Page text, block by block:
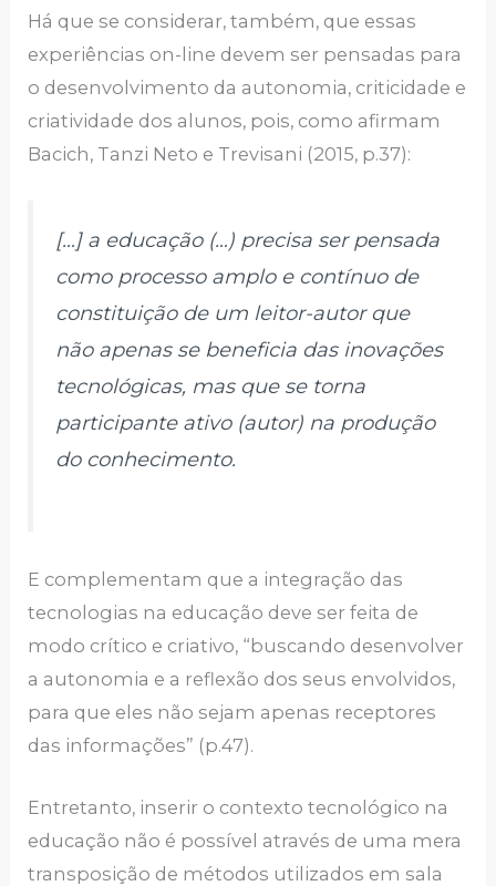
Há que se considerar, também, que essas
experiências on-line devem ser pensadas para
o desenvolvimento da autonomia, criticidade e
criatividade dos alunos, pois, como afirmam
Bacich, Tanzi Neto e Trevisani (2015, p.37):
[…] a educação (…) precisa ser pensada
como processo amplo e contínuo de
constituição de um leitor-autor que
não apenas se beneficia das inovações
tecnológicas, mas que se torna
participante ativo (autor) na produção
do conhecimento.
E complementam que a integração das
tecnologias na educação deve ser feita de
modo crítico e criativo, “buscando desenvolver
a autonomia e a reflexão dos seus envolvidos,
para que eles não sejam apenas receptores
das informações” (p.47).
Entretanto, inserir o contexto tecnológico na
educação não é possível através de uma mera
transposição de métodos utilizados em sala